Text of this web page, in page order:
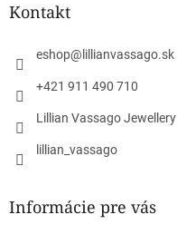
Kontakt
eshop@ lillianvassago.sk
+421 911 490 710
Lillian Vassago Jewellery
lillian_vassago
Informácie pre vás